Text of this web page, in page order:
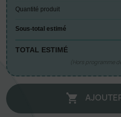
Quantité produit
Sous-total estimé
TOTAL ESTIMÉ
(Hors programme
